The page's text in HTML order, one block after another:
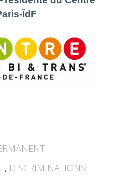
ÎdF
, DISCRIMINATIONS